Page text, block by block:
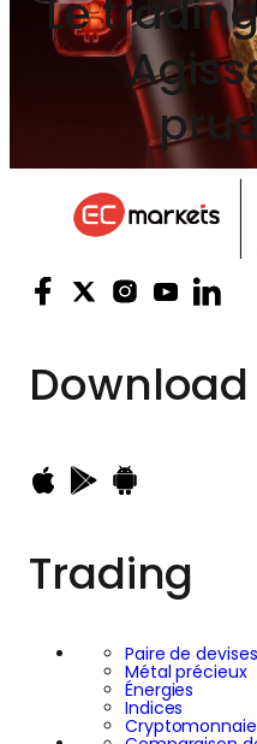
Le
Download
Trading
Paire de devises
Métal précieux
Énergies
Indices